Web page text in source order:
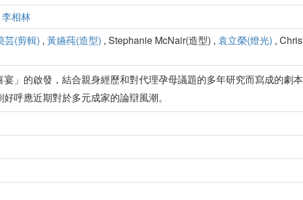
李相林
芸(剪輯) , 黃嬿莼(造型) , Stephanie McNair(造型) , 袁立榮(燈光) ,
宴」的啟發，結合親身經歷和對代理孕母議題的多年研究而寫成的劇
呼應近期對於多元成家的論辯風潮。